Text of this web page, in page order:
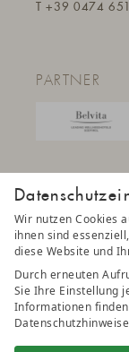
Wir nutzen Cookies
ihnen sind
diese Website und
Durch erneuten
Sie Ihre Einstellung
Informationen
T+39 0474
PARTNER
© 2025 AMONTI &
Datenschutz